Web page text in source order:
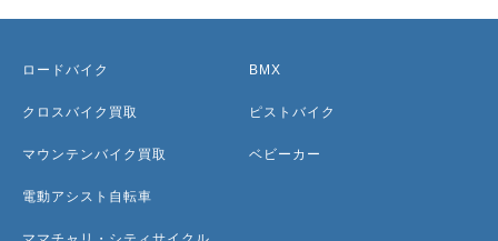
ロードバイク
クロスバイク買取
マウンテンバイク買取
電動アシスト自転車
BMX
ピストバイク
ベビーカー